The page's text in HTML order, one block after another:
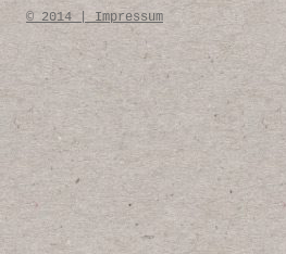
© 2014 | Impressum